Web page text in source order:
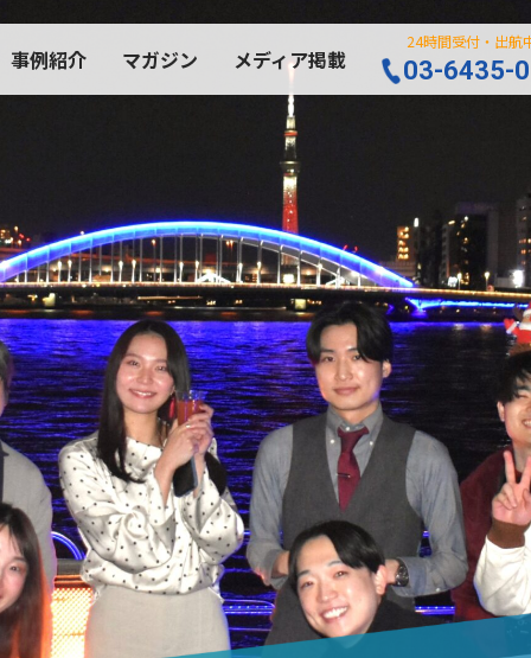
事例紹介 マガジン メディア掲載
24時間受付・出航
03-6435-